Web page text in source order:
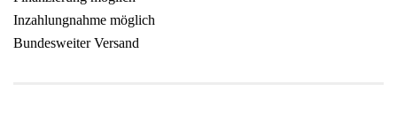
Inzahlungnahme möglich
Bundesweiter Versand